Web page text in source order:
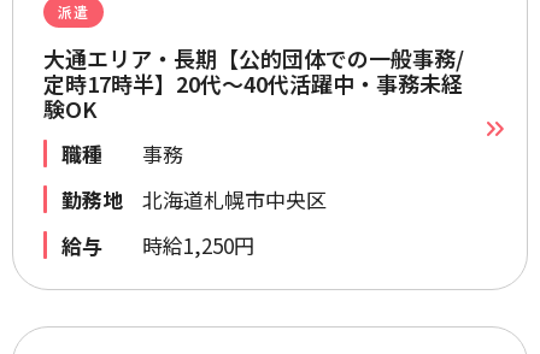
派遣
大通エリア・長期【公的団体での一般事務/
定時17時半】20代～40代活躍中・事務未経
験OK
職種
事務
勤務地
北海道札幌市中央区
給与
時給1,250円